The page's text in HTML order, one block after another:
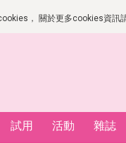
， 關於更多cookies資訊
試用 活動 雜誌